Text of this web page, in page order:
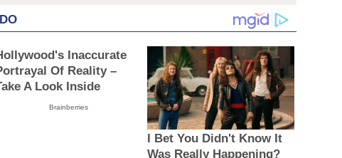
Inaccurate
Of Reality –
A Look Inside
Brainberries
I Bet You Didn't Know It
Was Really Happening?